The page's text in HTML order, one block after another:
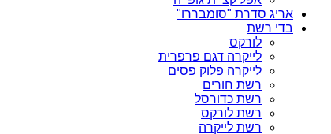
אריג סדרת "סומבררו"
בדי רשת
לורקס
לייקרה דגם פרפרית
לייקרה פלוק פסים
רשת חורים
רשת כדורסל
רשת לורקס
רשת לייקרה